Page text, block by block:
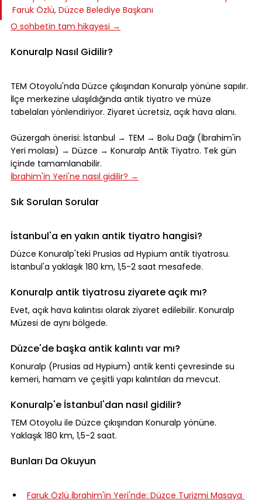
Faruk Özlü, Düzce Belediye Başkanı
O sohbetin tam hikayesi →
Konuralp Nasıl Gidilir?
TEM Otoyolu'nda Düzce çıkışından Konuralp yönüne sapılır.
İlçe merkezine ulaşıldığında antik tiyatro ve müze
tabelaları yönlendiriyor. Ziyaret ücretsiz, açık hava alanı.
Güzergah önerisi: İstanbul → TEM → Bolu Dağı (İbrahim'in
Yeri molası) → Düzce → Konuralp Antik Tiyatro. Tek gün
içinde tamamlanabilir.
İbrahim'in Yeri'ne nasıl gidilir? →
Sık Sorulan Sorular
İstanbul'a en yakın antik tiyatro hangisi?
Düzce Konuralp'teki Prusias ad Hypium antik tiyatrosu.
İstanbul'a yaklaşık 180 km, 1,5-2 saat mesafede.
Konuralp antik tiyatrosu ziyarete açık mı?
Evet, açık hava kalıntısı olarak ziyaret edilebilir. Konuralp
Müzesi de aynı bölgede.
Düzce'de başka antik kalıntı var mı?
Konuralp (Prusias ad Hypium) antik kenti çevresinde su
kemeri, hamam ve çeşitli yapı kalıntıları da mevcut.
Konuralp'e İstanbul'dan nasıl gidilir?
TEM Otoyolu ile Düzce çıkışından Konuralp yönüne.
Yaklaşık 180 km, 1,5-2 saat.
Bunları Da Okuyun
Faruk Özlü İbrahim'in Yeri'nde: Düzce Turizmi Masaya